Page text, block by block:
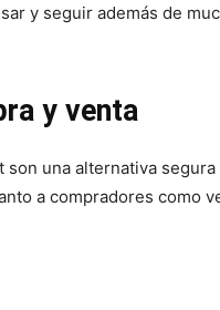
y seguir además de
y venta
una alternativa
a compradores como